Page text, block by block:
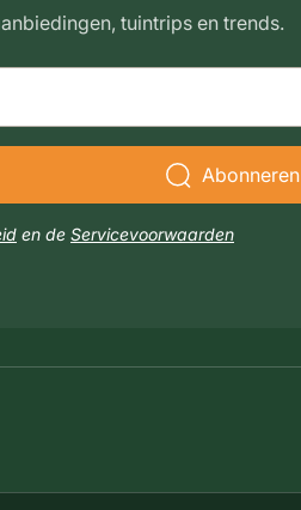
tuintrips en trends.
Abonneren
en de Servicevoorwaarden